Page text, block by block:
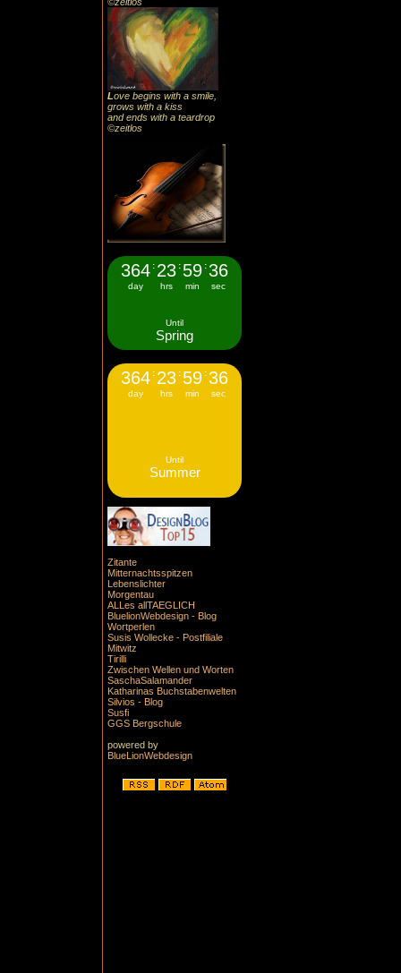
Love begins with a smile,
grows with a kiss
and ends with a teardrop
©zeitlos
364
day
: 23
hrs
: 59
min
:35
sec
Until
Spring
364
day
: 23
hrs
: 59
min
:35
sec
Until
Summer
Zitante
Mitternachtsspitzen
Lebenslichter
Morgentau
ALLes allTAEGLICH
BluelionWebdesign - Blog
Wortperlen
Susis Wollecke - Postfiliale
Mitwitz
Tirilli
Zwischen Wellen und Worten
SaschaSalamander
Katharinas Buchstabenwelten
Silvios - Blog
Susfi
GGS Bergschule
powered by
BlueLionWebdesign